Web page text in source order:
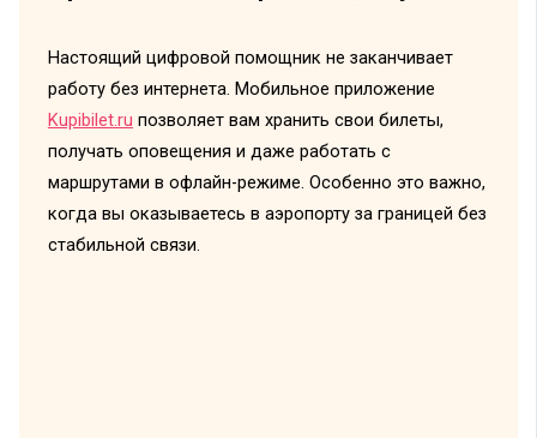
Настоящий цифровой помощник не заканчивает
работу без интернета. Мобильное приложение
Kupibilet.ru позволяет вам хранить свои билеты,
получать оповещения и даже работать с
маршрутами в офлайн-режиме. Особенно это важно,
когда вы оказываетесь в аэропорту за границей без
стабильной связи.